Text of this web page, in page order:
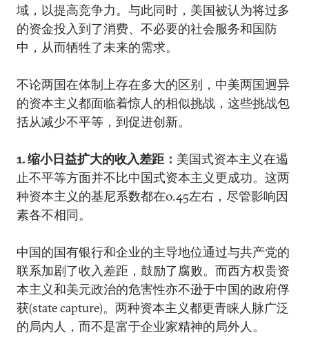
域，以提高竞争力。与此同时，美国被认为将过多
的资金投入到了消费、不必要的社会服务和国防
中，从而牺牲了未来的需求。
不论两国在体制上存在多大的区别，中美两国迥异
的资本主义都面临着惊人的相似挑战，这些挑战包
括从减少不平等，到促进创新。
1. 缩小日益扩大的收入差距： 美国式资本主义在遏
止不平等方面并不比中国式资本主义更成功。这两
种资本主义的基尼系数都在0.45左右，尽管影响因
素各不相同。
中国的国有银行和企业的主导地位通过与共产党的
联系加剧了收入差距，鼓励了腐败。而西方权贵资
本主义和美元政治的危害性亦不逊于中国的政府俘
获(state capture)。两种资本主义都更青睐人脉广泛
的局内人，而不是富于企业家精神的局外人。